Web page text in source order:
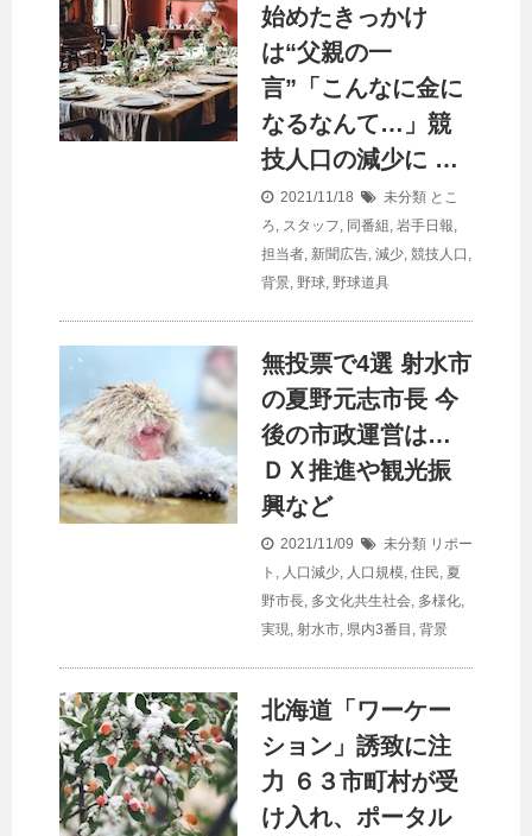
始めたきっかけ
は“父親の一
言”「こんなに金に
なるなんて…」競
技人口 の減少に …
2021/11/18 未分類 とこ
ろ, スタッフ, 同番組 , 岩手日報,
担当者, 新聞広告, 減少, 競技人口 ,
背景, 野球, 野球道具
無投票で4選 射水市
の夏野元志市長 今
後の市政運営は…
ＤＸ推進や観光振
興など
2021/11/09 未分類 リポー
ト , 人口減少, 人口規模, 住民, 夏
野市長, 多文化共生社会, 多様化,
実現, 射水市, 県内3番目 , 背景
北海道「ワーケー
ション」誘致に注
力 ６３市町村が受
け入れ、ポータル